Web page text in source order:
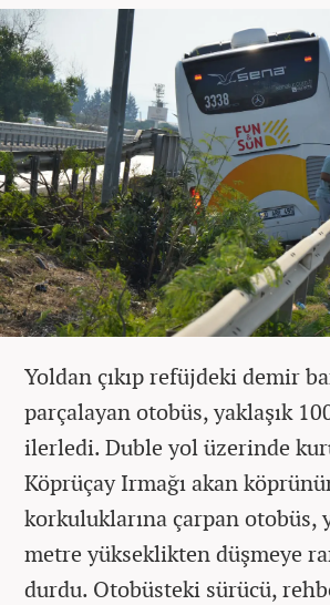
Yoldan çıkıp refüjdeki demir
parçalayan otobüs, yaklaşık
ilerledi. Duble yol üzerinde
Köprüçay Irmağı akan
korkuluklarına çarpan otobüs,
metre yükseklikten düşmeye
durdu. Otobüsteki sürücü,